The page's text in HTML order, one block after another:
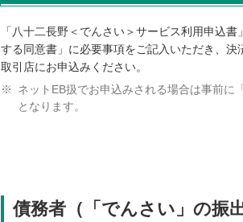
「八十二長野＜でんさい＞サービス利用申込
する同意書」に必要事項をご記入いただき、決
取引店にお申込みください。
ネットEB扱でお申込みされる場合は事前に
となります。
債務者（「でんさい」の振